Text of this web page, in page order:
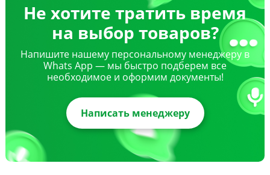
Не хотите тратить время
на выбор товаров?
Напишите нашему персональному менеджеру в
Whats App — мы быстро подберем все
необходимое и оформим документы!
Написать менеджеру